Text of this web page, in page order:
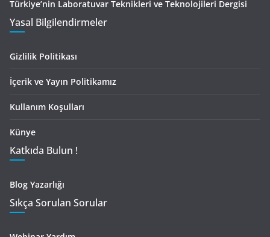
Türkiye’nin Laboratuvar Teknikleri ve Teknolojileri Dergisi
Yasal Bilgilendirmeler
Gizlilik Politikası
İçerik ve Yayın Politikamız
Kullanım Koşulları
Künye
Katkıda Bulun !
Blog Yazarlığı
Sıkça Sorulan Sorular